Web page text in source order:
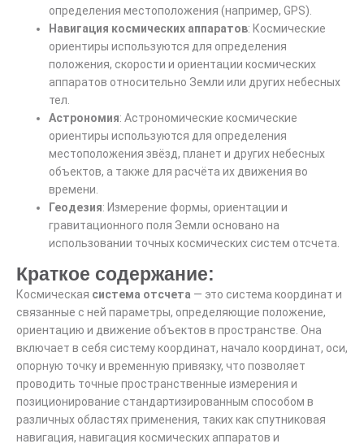
определения местоположения (например, GPS).
Навигация космических аппаратов: Космические
ориентиры используются для определения
положения, скорости и ориентации космических
аппаратов относительно Земли или других небесных
тел.
Астрономия: Астрономические космические
ориентиры используются для определения
местоположения звёзд, планет и других небесных
объектов, а также для расчёта их движения во
времени.
Геодезия: Измерение формы, ориентации и
гравитационного поля Земли основано на
использовании точных космических систем отсчета.
Краткое содержание:
Космическая система отсчета — это система координат и
связанные с ней параметры, определяющие положение,
ориентацию и движение объектов в пространстве. Она
включает в себя систему координат, начало координат, оси,
опорную точку и временную привязку, что позволяет
проводить точные пространственные измерения и
позиционирование стандартизированным способом в
различных областях применения, таких как спутниковая
навигация, навигация космических аппаратов и